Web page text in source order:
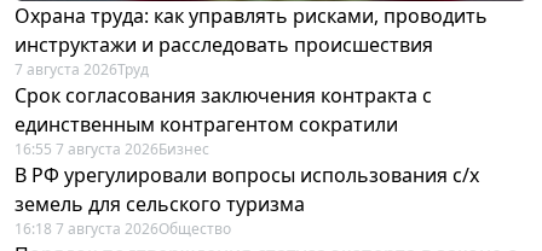
Охрана труда: как управлять рисками, проводить
инструктажи и расследовать происшествия
7 августа 2026Труд
Срок согласования заключения контракта с
единственным контрагентом сократили
16:55 7 августа 2026Бизнес
В РФ урегулировали вопросы использования с/х
земель для сельского туризма
16:18 7 августа 2026Общество